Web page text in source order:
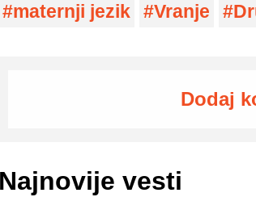
maternji jezik
Vranje
Dodaj
Najnovije vesti